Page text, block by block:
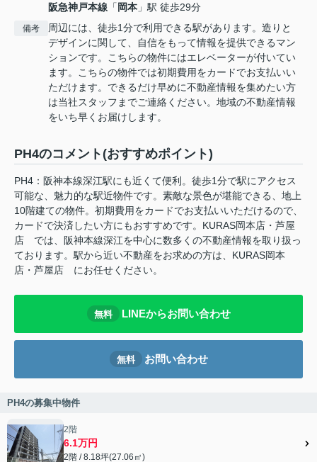
阪急神戸本線 「 岡本 」駅 徒歩29分
備考
周辺には、徒歩1分で利用できる駅があります。造りと
デザインに関して、自信をもって情報を提供できるマン
ションです。こちらの物件にはエレベーターが付いてい
ます。こちらの物件では初期費用をカードでお支払いい
ただけます。できるだけ早めに不動産情報を集めたい方
は当社スタッフまでご連絡ください。地域の不動産情報
をいち早くお届けします。
PH4のコメント(おすすめポイント)
PH4：阪神本線深江駅にも近くて便利。徒歩1分で駅にアクセス
可能な、魅力的な駅近物件です。素敵な景色が堪能できる、地上
10階建ての物件。初期費用をカードでお支払いいただけるので、
カードで決済したい方にもおすすめです。KURAS岡本店・芦屋
店 では、阪神本線深江を中心に数多くの不動産情報を取り扱っ
ております。駅から近い不動産をお求めの方は、KURAS岡本
店・芦屋店 にお任せください。
無料 LINEからお問い合わせ
無料 お問い合わせ
PH4の募集中物件
2階
6.1万円
2階 / 8.18坪(27.06㎡)